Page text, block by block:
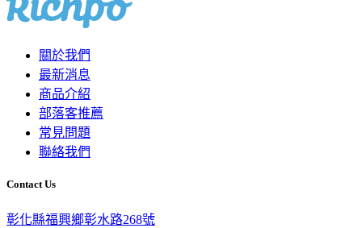
關於我們
最新消息
商品介紹
部落客推薦
常見問題
聯絡我們
Contact Us
彰化縣福興鄉彰水路268號